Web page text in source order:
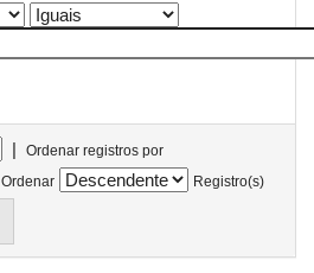
|
Ordenar registros por
Ordenar
Registro(s)